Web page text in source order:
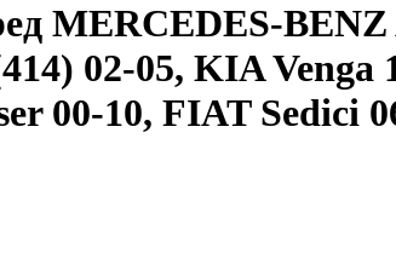
MERCEDES-
02-05, KIA Venga
00-10, FIAT Sedici